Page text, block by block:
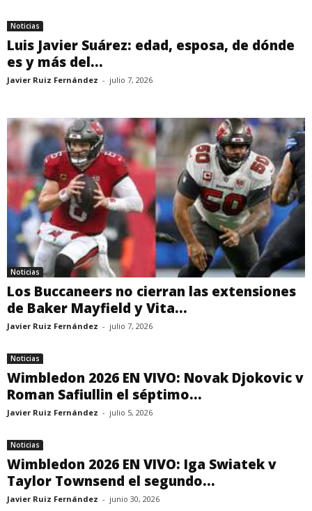
Noticias
Luis Javier Suárez: edad, esposa, de dónde
es y más del...
Javier Ruiz Fernández - julio 7, 2026
Noticias
Los Buccaneers no cierran las extensiones
de Baker Mayfield y Vita...
Javier Ruiz Fernández - julio 7, 2026
Noticias
Wimbledon 2026 EN VIVO: Novak Djokovic v
Roman Safiullin el séptimo...
Javier Ruiz Fernández - julio 5, 2026
Noticias
Wimbledon 2026 EN VIVO: Iga Swiatek v
Taylor Townsend el segundo...
Javier Ruiz Fernández - junio 30, 2026